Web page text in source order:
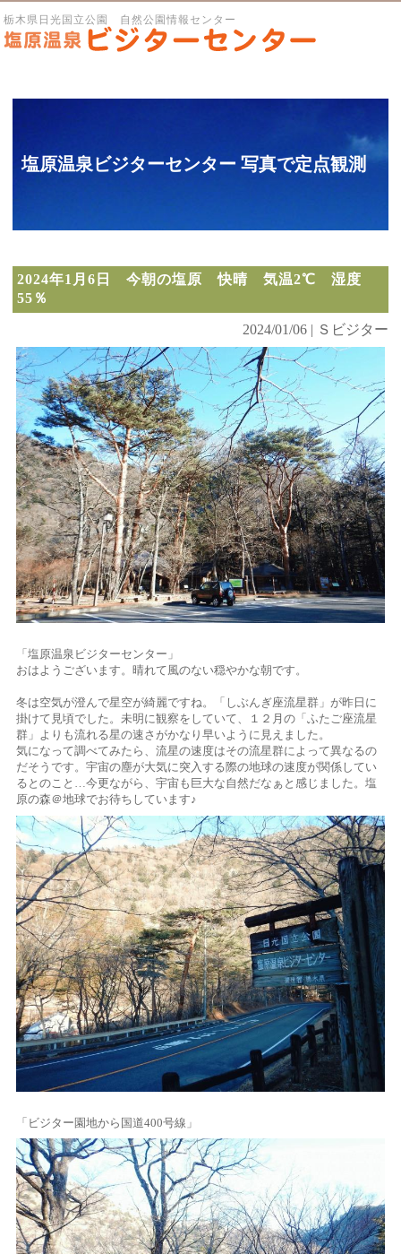
栃木県日光国立公園 自然公園情報センター
塩原温泉ビジターセンター 写真で定点観測
2024年1月6日 今朝の塩原 快晴 気温2℃ 湿度
55％
2024/01/06 | Ｓビジター
「塩原温泉ビジターセンター」
おはようございます。晴れて風のない穏やかな朝です。
冬は空気が澄んで星空が綺麗ですね。「しぶんぎ座流星群」が昨日に
掛けて見頃でした。未明に観察をしていて、１２月の「ふたご座流星
群」よりも流れる星の速さがかなり早いように見えました。
気になって調べてみたら、流星の速度はその流星群によって異なるの
だそうです。宇宙の塵が大気に突入する際の地球の速度が関係してい
るとのこと…今更ながら、宇宙も巨大な自然だなぁと感じました。塩
原の森＠地球でお待ちしています♪
「ビジター園地から国道400号線」